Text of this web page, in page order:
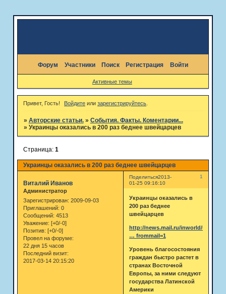
Форум Участники Поиск Регистрация Войти
Активные темы
Привет, Гость! Войдите илизарегистрируйтесь
» Авторские статьи. » События. Факты. Коментарии...
» Украинцы оказались в 200 раз беднее швейцарцев
Украинцы оказались в 200 раз беднее швейцарцев
Страница: 1
Поделиться 1
2013-
01-25 09:16:10
Виталий Иванов
Администратор
Зарегистрирован: 2009-09-03
Приглашений: 0
Сообщений: 4513
Уважение: [+0/-0]
Позитив: [+0/-0]
Провел на форуме:
22 дня 15 часов
Последний визит:
2017-03-14 20:15:20
Украинцы оказались в
200 раз беднее
швейцарцев
http://news.mail.ru/inworld/ukraina/
… frommail=1
Уровень благосостояния
граждан быстро растет в
странах Восточной
Европы, за ними следуют
государства Латинской
Америки